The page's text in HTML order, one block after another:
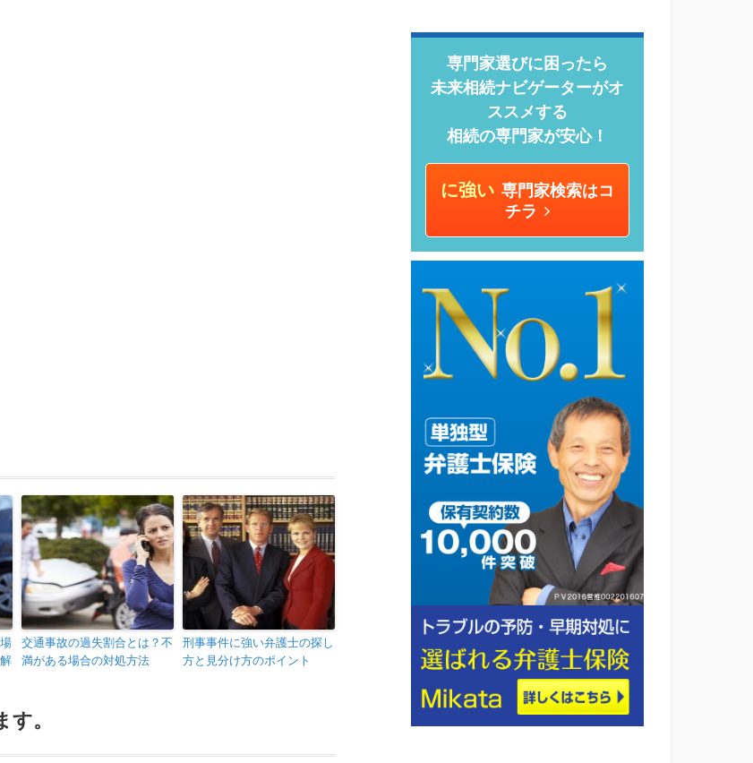
交通事故の過失割合とは？不
満がある場合の対処方法
刑事事件に強い弁護士の探し
方と見分け方のポイント
。
専門家選びに困ったら
未来相続ナビゲーターがオ
ススメする
相続の専門家が安心！
に強い 専門家検索はコ
チラ